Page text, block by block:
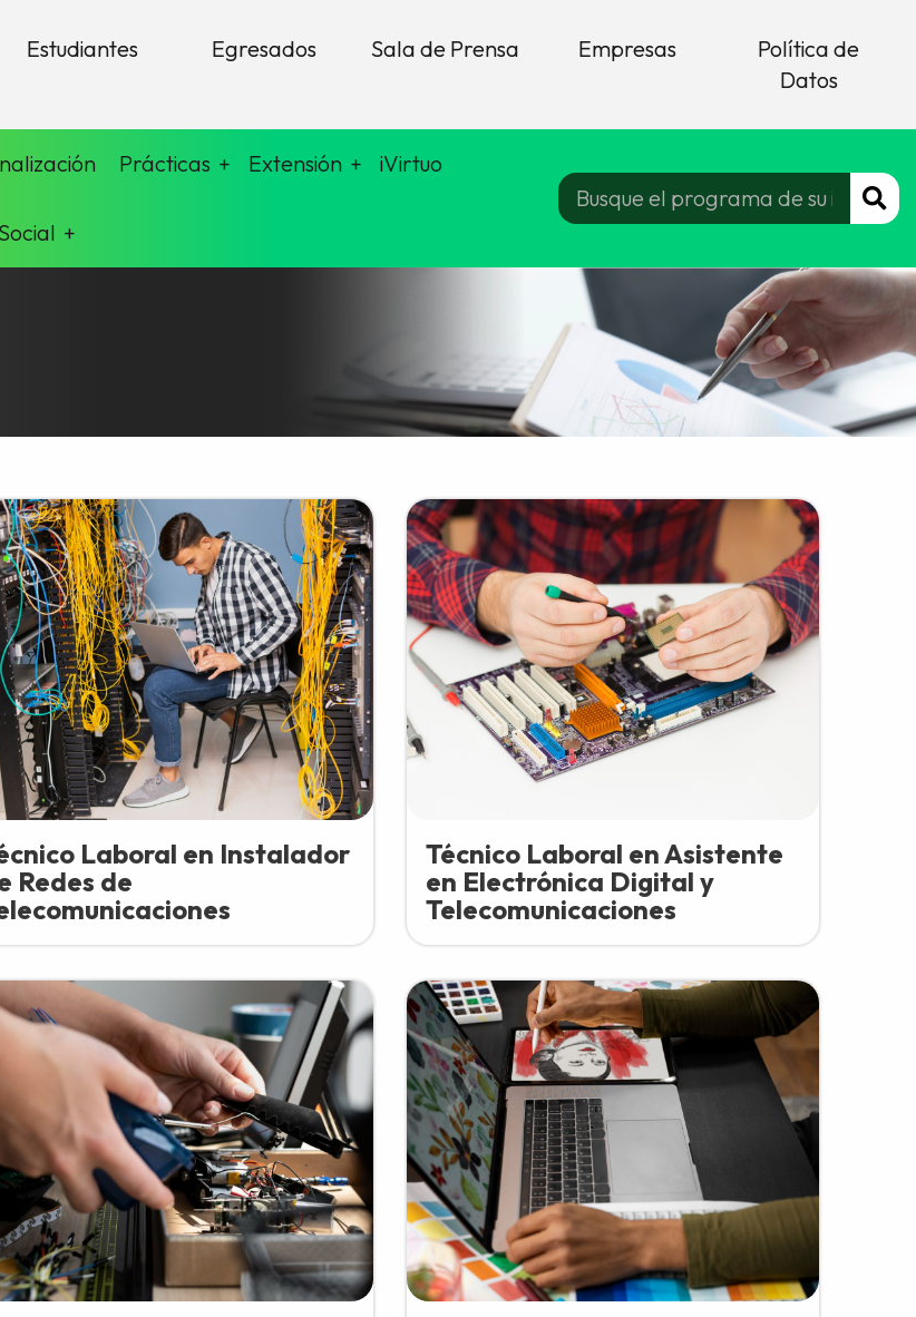
Estudiantes Egresados Sala de Prensa Empresas
Política de
Datos
Prácticas Extensión iVirtuo
Laboral en Instalador
Redes de
Técnico Laboral en Asistente
en Electrónica Digital y
Telecomunicaciones